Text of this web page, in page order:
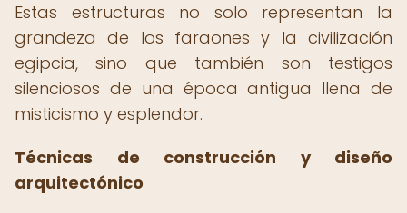
Estas estructuras no solo representan la
grandeza de los faraones y la civilización
egipcia, sino que también son testigos
silenciosos de una época antigua llena de
misticismo y esplendor.
Técnicas de construcción y diseño
arquitectónico